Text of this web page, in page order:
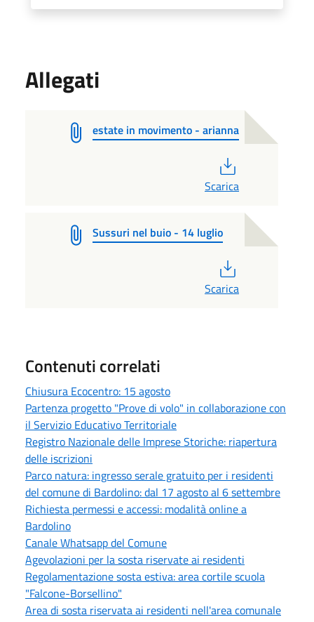
Allegati
estate in movimento - arianna
Scarica
Sussuri nel buio - 14 luglio
Scarica
Contenuti correlati
Chiusura Ecocentro: 15 agosto
Partenza progetto "Prove di volo" in collaborazione con
il Servizio Educativo Territoriale
Registro Nazionale delle Imprese Storiche: riapertura
delle iscrizioni
Parco natura: ingresso serale gratuito per i residenti
del comune di Bardolino: dal 17 agosto al 6 settembre
Richiesta permessi e accessi: modalità online a
Bardolino
Canale Whatsapp del Comune
Agevolazioni per la sosta riservate ai residenti
Regolamentazione sosta estiva: area cortile scuola
"Falcone-Borsellino"
Area di sosta riservata ai residenti nell'area comunale